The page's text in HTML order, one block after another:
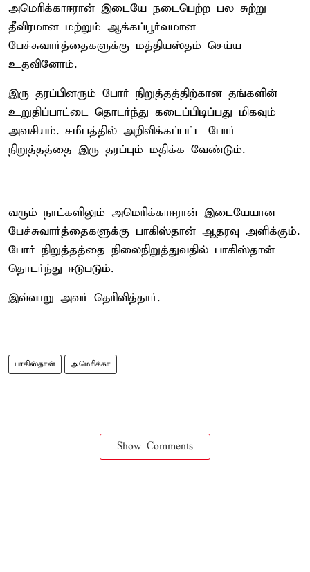
அமெரிக்கா–ஈரான் இடையே நடைபெற்ற பல சுற்று
தீவிரமான மற்றும் ஆக்கப்பூர்வமான
பேச்சுவார்த்தைகளுக்கு மத்தியஸ்தம் செய்ய
உதவினோம்.
இரு தரப்பினரும் போர் நிறுத்தத்திற்கான தங்களின்
உறுதிப்பாட்டை தொடர்ந்து கடைப்பிடிப்பது மிகவும்
அவசியம். சமீபத்தில் அறிவிக்கப்பட்ட போர்
நிறுத்தத்தை இரு தரப்பும் மதிக்க வேண்டும்.
வரும் நாட்களிலும் அமெரிக்கா–ஈரான் இடையேயான
பேச்சுவார்த்தைகளுக்கு பாகிஸ்தான் ஆதரவு அளிக்கும்.
போர் நிறுத்தத்தை நிலைநிறுத்துவதில் பாகிஸ்தான்
தொடர்ந்து ஈடுபடும்.
இவ்வாறு அவர் தெரிவித்தார்.
பாகிஸ்தான் அமெரிக்கா
Show Comments